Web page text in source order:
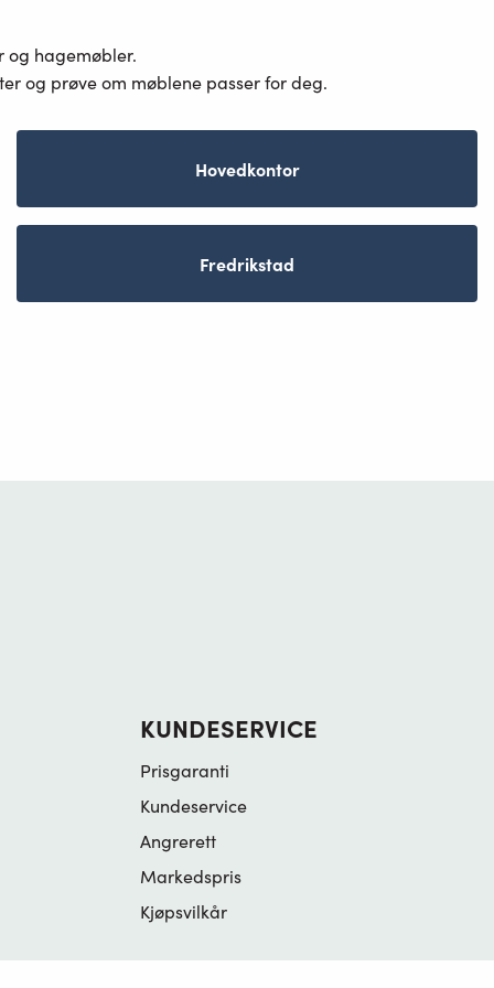
og hagemøbler.
og prøve om møblene passer for deg.
Hovedkontor
Fredrikstad
KUNDESERVICE
Prisgaranti
Kundeservice
Angrerett
Markedspris
Kjøpsvilkår